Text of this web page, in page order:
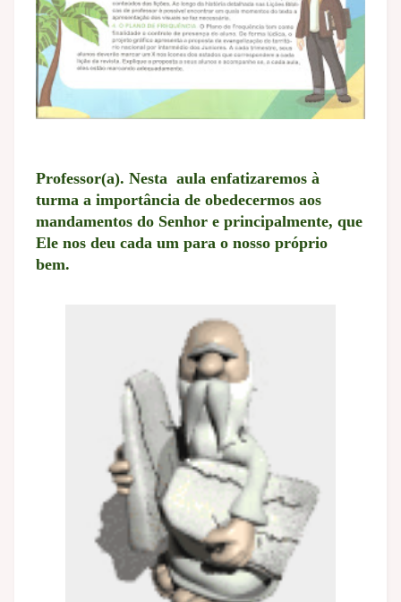
Professor(a). Nesta aula enfatizaremos à
turma a importância de obedecermos aos
mandamentos do Senhor e principalmente, que
Ele nos deu cada um para o nosso próprio
bem.